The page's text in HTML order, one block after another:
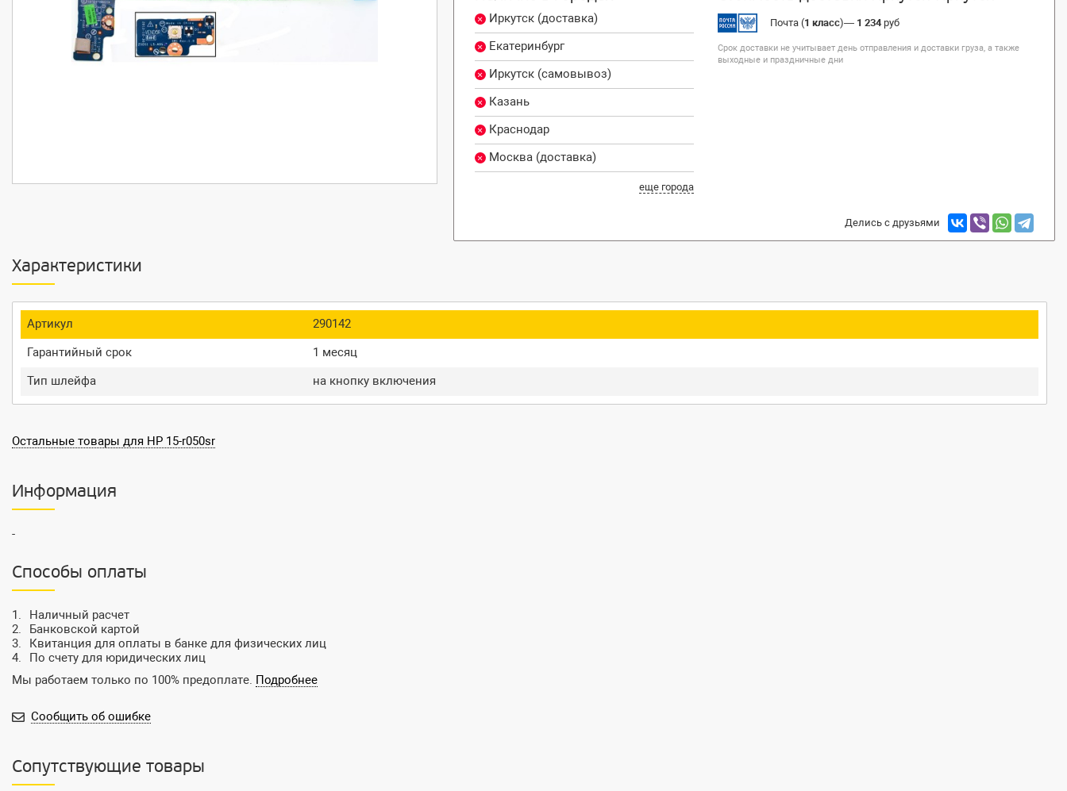
Иркутск (доставка)
Екатеринбург
Иркутск (самовывоз)
Казань
Краснодар
Москва (доставка)
еще города
Почта (1 класс)— 1 234руб
Срок доставки не учитывает день отправления и доставки груза, а также
выходные и праздничные дни
Делись с друзьями
Характеристики
Артикул
290142
Гарантийный срок
1 месяц
Тип шлейфа
на кнопку включения
Остальные товары для HP 15-r050sr
Информация
-
Способы оплаты
Наличный расчет
Банковской картой
Квитанция для оплаты в банке для физических лиц
По счету для юридических лиц
Мы работаем только по 100% предоплате. Подробнее
Сообщить об ошибке
Сопутствующие товары